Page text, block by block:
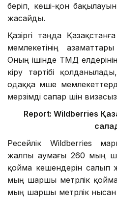
беріп, көші-қон бақылауын
жасайды.
Қазіргі таңда
мемлекетінің
Оның ішінде ТМД
кіру тәртібі
одаққа мүше
мерзімді сапар үшін
Report: Wildberries
Ресейлік Wildberries
жалпы аумағы 260 мың
қойма кешендерін салып
мың шаршы метрлік
мың шаршы метрлік